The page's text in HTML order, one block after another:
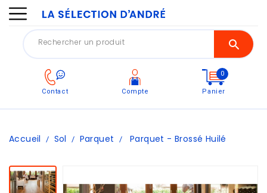
Contact Compte
0
Panier
Accueil Sol Parquet Parquet - Brossé Huilé